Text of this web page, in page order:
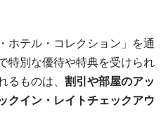
ホテル・コレクション」を通
特別な優待や特典を受けられ
るものは、 割引や部屋のアッ
クイン・レイトチェックアウ